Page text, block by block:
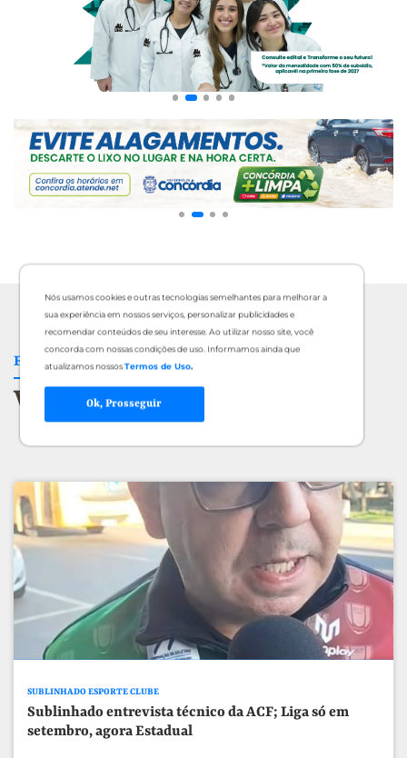
Nós usamos cookies e outras tecnologias semelhantes para melhorar a
sua experiência em nossos serviços, personalizar publicidades e
recomendar conteúdos de seu interesse. Ao utilizar nosso site, você
concorda com nossas condições de uso. Informamos ainda que
atualizamos nossosTermos de Uso.
Ok, Prosseguir
FIQUE INFORMADO
Veja mais Notícias
SUBLINHADO ESPORTE CLUBE
Sublinhado entrevista técnico da ACF; Liga só em
setembro, agora Estadual